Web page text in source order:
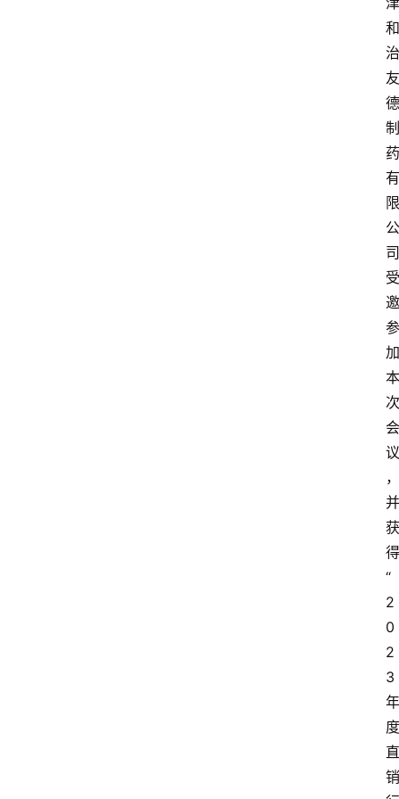
和
治
友
德
制
药
有
限
公
司
受
邀
参
加
本
次
会
议
，
并
获
得
“
2
0
2
3
年
度
直
销